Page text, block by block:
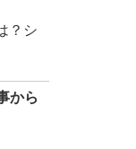
？シ
から